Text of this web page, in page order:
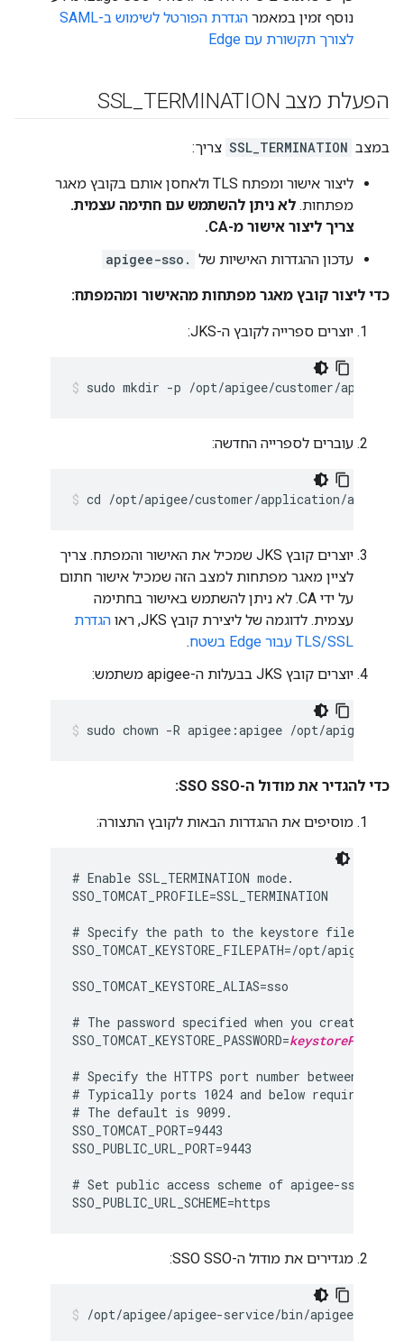
נוסף זמין במאמר
הגדרת הפורטל לשימוש ב-SAML
לצורך תקשורת עם Edge
הפעלת מצב SSL _TERMINATION
במצב SSL_TERMINATION צריך:
ליצור אישור ומפתח TLS ולאחסן אותם בקובץ מאגר
מפתחות. לא ניתן להשתמש עם חתימה עצמית.
צריך ליצור אישור מ-CA.
עדכון ההגדרות האישיות של apigee-sso.
כדי ליצור קובץ מאגר מפתחות מהאישור ומהמפתח:
יוצרים ספרייה לקובץ ה-JKS:
sudo mkdir -p /opt/apigee/customer/
עוברים לספרייה החדשה:
cd /opt/apigee/customer/application/
יוצרים קובץ JKS שמכיל את האישור והמפתח. צריך
לציין מאגר מפתחות למצב הזה שמכיל אישור חתום
על ידי CA. לא ניתן להשתמש באישור בחתימה
עצמית. לדוגמה של ליצירת קובץ JKS, ראו
הגדרת
TLS/SSL עבור Edge בשטח
.
יוצרים קובץ JKS בבעלות ה-apigee משתמש:
sudo chown -R apigee:apigee /opt/apigee/
כדי להגדיר את מודול ה-SSO SSO:
מוסיפים את ההגדרות הבאות לקובץ התצורה:
# Enable SSL_TERMINATION mode.
SSO_TOMCAT_PROFILE=SSL_TERMINATION
# Specify the path to the keystore file.
SSO_TOMCAT_KEYSTORE_FILEPATH=/opt/
SSO_TOMCAT_KEYSTORE_ALIAS=sso
# The password specified when you created
SSO_TOMCAT_KEYSTORE_PASSWORD=keystorePassword
# Specify the HTTPS port number between 1025
# Typically ports 1024 and below require root
# The default is 9099.
SSO_TOMCAT_PORT=9443
SSO_PUBLIC_URL_PORT=9443
# Set public access scheme of apigee-sso to
SSO_PUBLIC_URL_SCHEME=https
מגדירים את מודול ה-SSO SSO:
/opt/apigee/apigee-service/bin/apigee-